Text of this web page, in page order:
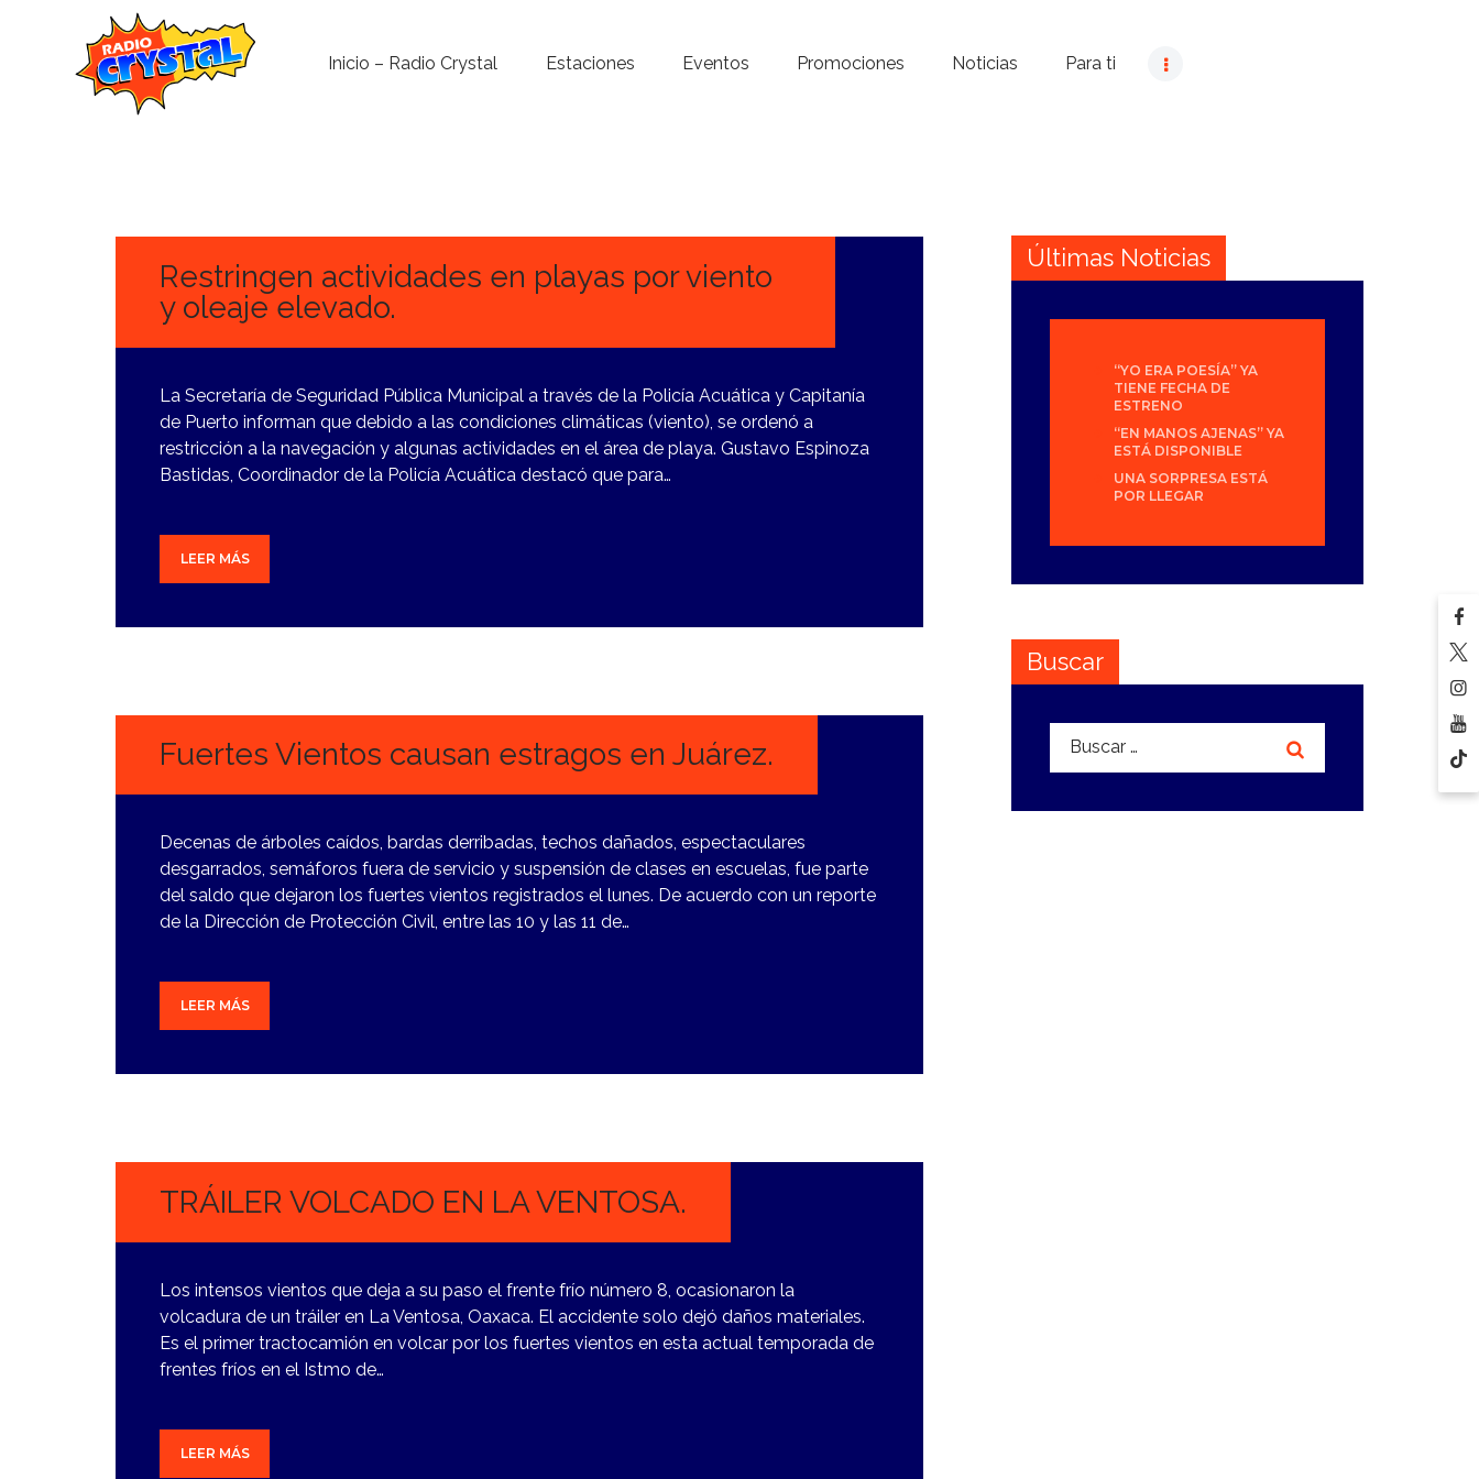
Inicio – Radio Crystal Estaciones Eventos Promociones Noticias Para ti
Noticias
Contacto
Restringen actividades en playas por viento
y oleaje elevado.
La Secretaría de Seguridad Pública Municipal a través de la Policía Acuática y Capitanía
de Puerto informan que debido a las condiciones climáticas (viento), se ordenó a
restricción a la navegación y algunas actividades en el área de playa. Gustavo Espinoza
Bastidas, Coordinador de la Policía Acuática destacó que para…
LEER MÁS
Fuertes Vientos causan estragos en Juárez.
Decenas de árboles caídos, bardas derribadas, techos dañados, espectaculares
desgarrados, semáforos fuera de servicio y suspensión de clases en escuelas, fue parte
del saldo que dejaron los fuertes vientos registrados el lunes. De acuerdo con un reporte
de la Dirección de Protección Civil, entre las 10 y las 11 de…
LEER MÁS
TRÁILER VOLCADO EN LA VENTOSA.
Los intensos vientos que deja a su paso el frente frío número 8, ocasionaron la
volcadura de un tráiler en La Ventosa, Oaxaca. El accidente solo dejó daños materiales.
Es el primer tractocamión en volcar por los fuertes vientos en esta actual temporada de
frentes fríos en el Istmo de…
LEER MÁS
Últimas Noticias
“YO ERA POESÍA” YA
TIENE FECHA DE
ESTRENO
“EN MANOS AJENAS” YA
ESTÁ DISPONIBLE
UNA SORPRESA ESTÁ
POR LLEGAR
Buscar
Buscar: